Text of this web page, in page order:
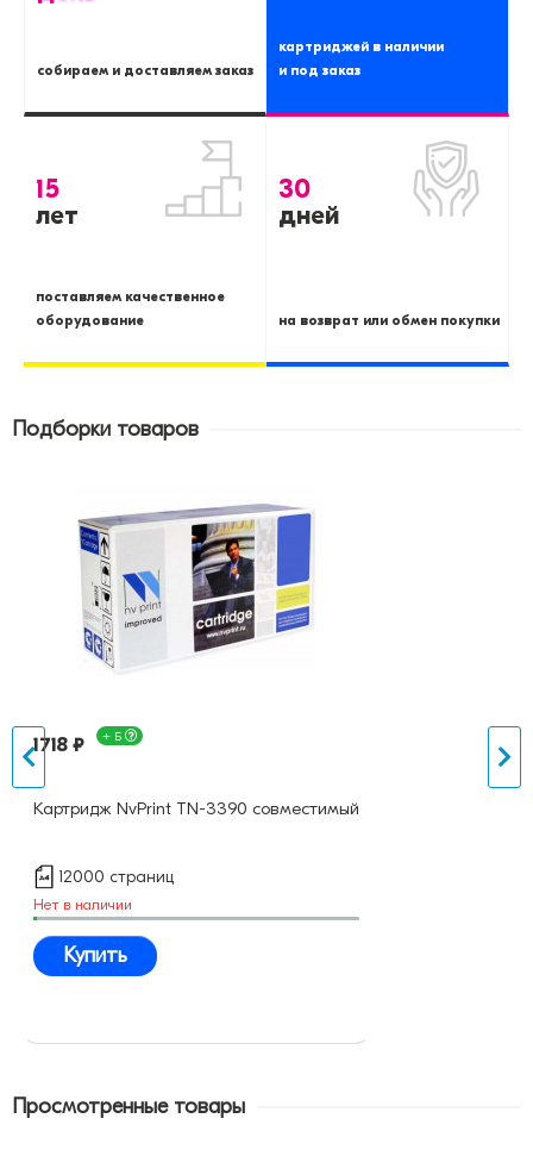
собираем и доставляем заказ
картриджей в наличии
и под заказ
15
лет
поставляем качественное
оборудование
30
дней
на возврат или обмен покупки
Подборки товаров
1718 ₽ + Б
Картридж NvPrint TN-3390 совместимый
12000 страниц
Нет в наличии
Купить
Просмотренные товары